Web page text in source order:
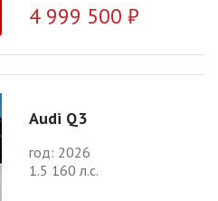
4 999 500 ₽
Audi Q3
год: 2026
1.5 160 л.с.